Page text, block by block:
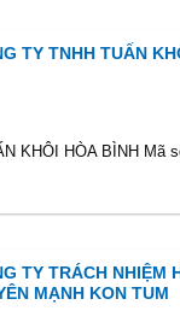
TY TNHH TUẤN
KHÔI HÒA BÌNH Mã
TY TRÁCH NHIỆM
MẠNH KON TUM